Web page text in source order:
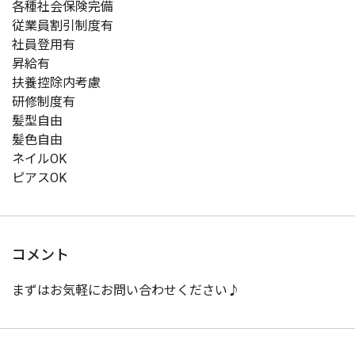
各種社会保険完備
従業員割引制度有
社員登用有
昇給有
扶養控除内考慮
研修制度有
髪型自由
髪色自由
ネイルOK
ピアスOK
コメント
まずはお気軽にお問い合わせください♪